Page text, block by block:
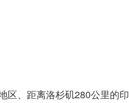
区、距离洛杉矶280公里的印